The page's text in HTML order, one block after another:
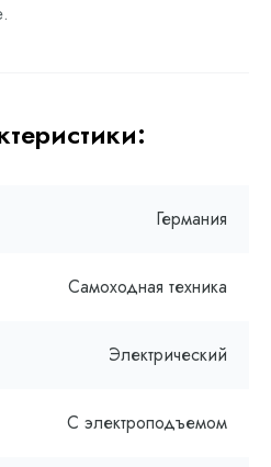
Германия
Самоходная техника
Электрический
С электроподъемом